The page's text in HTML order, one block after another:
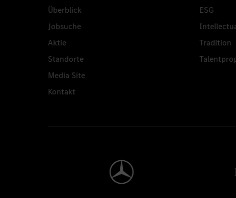
Überblick
Jobsuche
Aktie
Standorte
Media Site
Kontakt
ESG
Tradition